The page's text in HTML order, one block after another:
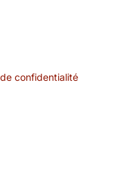
confidentialité